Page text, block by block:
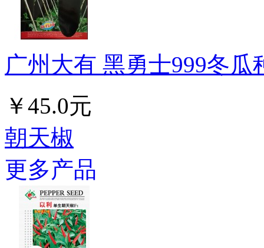
广州大有 黑勇士999冬
￥45.0元
朝天椒
更多产品